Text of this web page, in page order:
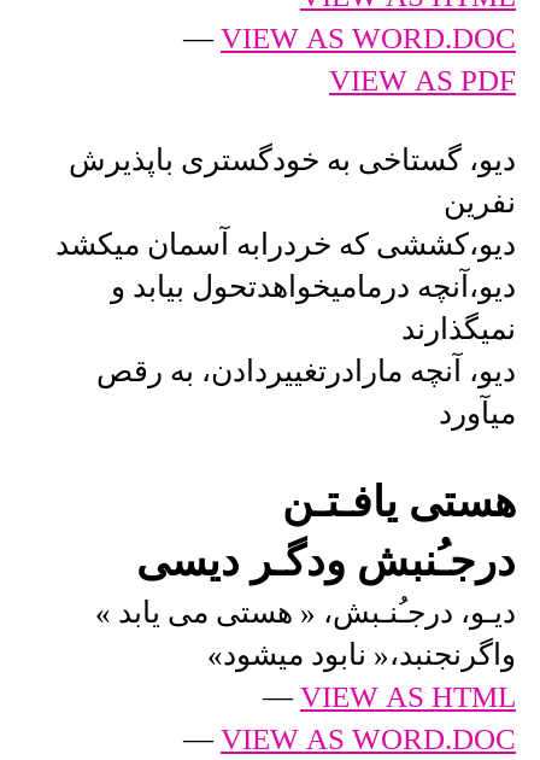
VIEW AS WORD.DOC
—
VIEW AS PDF
دیو، گستاخی به خودگستری باپذیرش
نفرین
دیو،کششی که خردرابه آسمان میکشد
دیو،آنچه درمامیخواهدتحول بیابد و
نمیگذارند
دیو، آنچه مارادرتغییردادن، به رقص
میآورد
هستی یافـتـن
درجـُنبش ودگـر دیسی
دیـو، درجـُنـبش، « هستی می یابد »
واگرنجنبد،« نابود میشود»
VIEW AS HTML
—
VIEW AS WORD.DOC
—